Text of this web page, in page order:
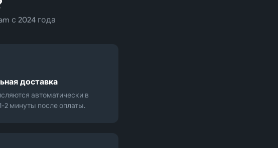
с 2024 года
доставка
автоматически в
2 минуты после оплаты.